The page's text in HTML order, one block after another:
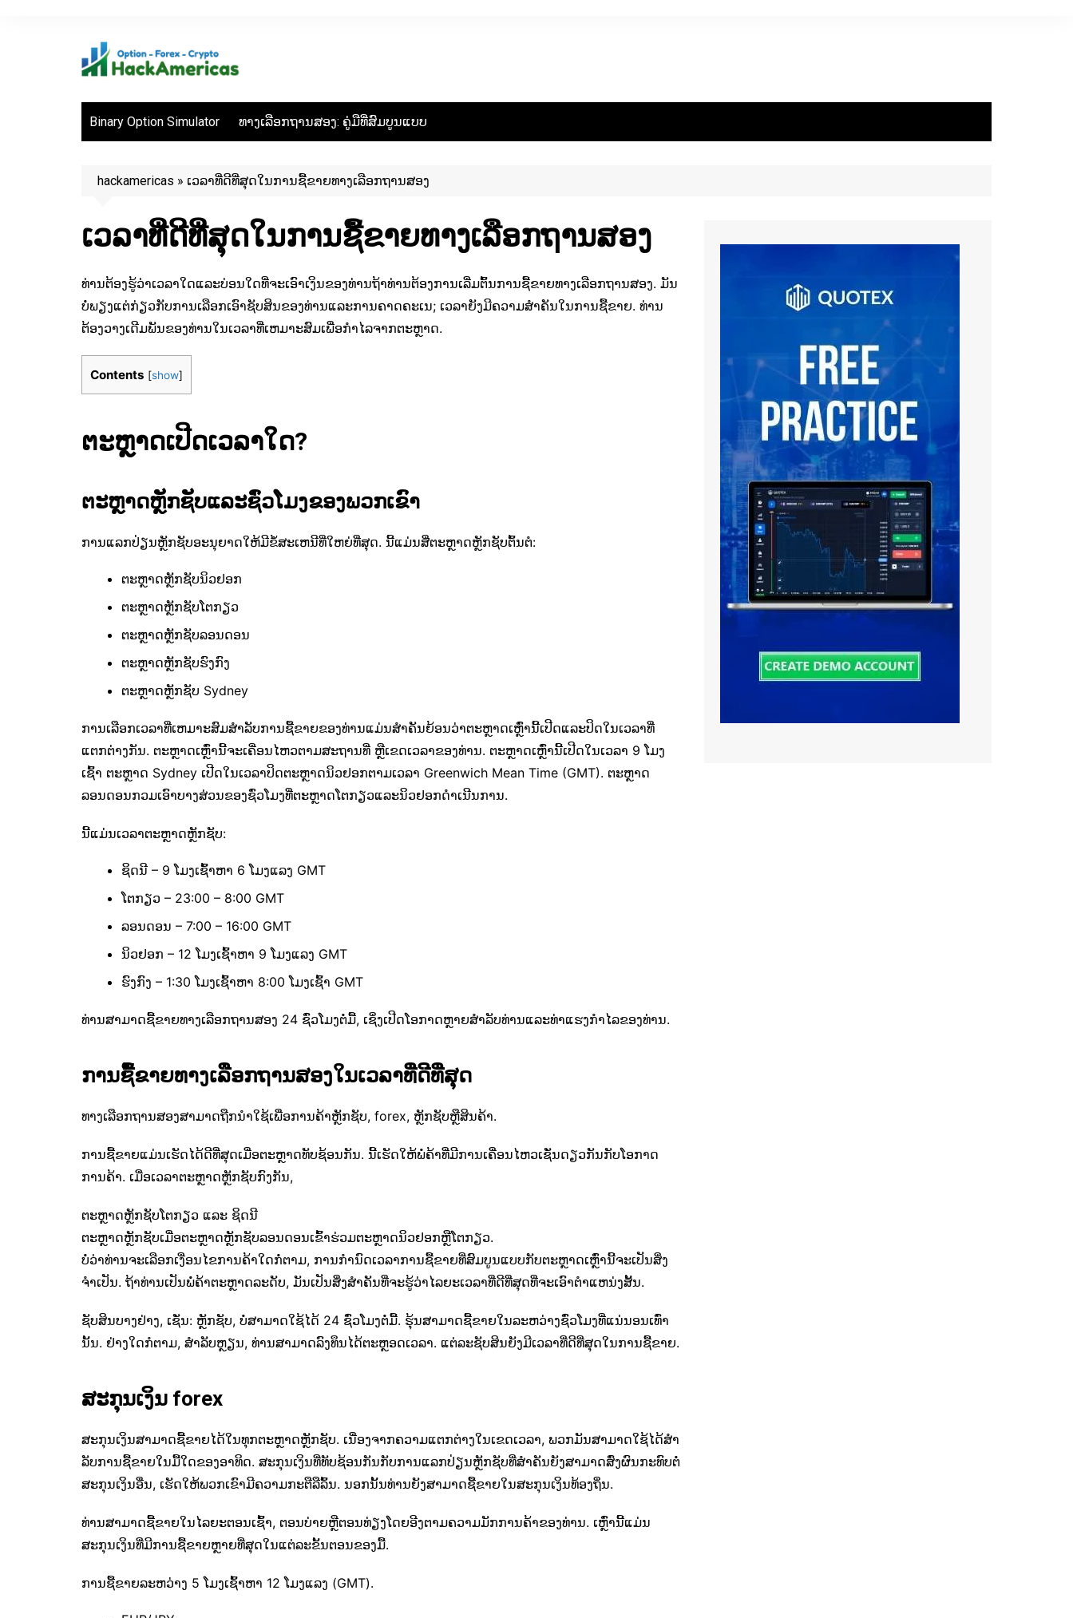
Binary Option Simulator ທາງເລືອກຖານສອງ: ຄູ່ມືທີ່ສົມບູນແບບ
hackamericas » ເວລາທີ່ດີທີ່ສຸດໃນການຊື້ຂາຍທາງເລືອກຖານສອງ
ເວລາທີ່ດີທີ່ສຸດໃນການຊື້ຂາຍທາງເລືອກຖານສອງ
ທ່ານຕ້ອງຮູ້ວ່າເວລາໃດແລະບ່ອນໃດທີ່ຈະເອົາເງິນຂອງທ່ານຖ້າທ່ານຕ້ອງການເລີ່ມຕົ້ນການຊື້ຂາຍທາງເລືອກຖານສອງ. ມັນ
ບໍ່ພຽງແຕ່ກ່ຽວກັບການເລືອກເອົາຊັບສິນຂອງທ່ານແລະການຄາດຄະເນ; ເວລາຍັງມີຄວາມສໍາຄັນໃນການຊື້ຂາຍ. ທ່ານ
ຕ້ອງວາງເດີມພັນຂອງທ່ານໃນເວລາທີ່ເຫມາະສົມເພື່ອກໍາໄລຈາກຕະຫຼາດ.
Contents [show]
ຕະຫຼາດເປີດເວລາໃດ?
ຕະຫຼາດຫຼັກຊັບແລະຊົ່ວໂມງຂອງພວກເຂົາ
ການແລກປ່ຽນຫຼັກຊັບອະນຸຍາດໃຫ້ມີຂໍ້ສະເຫນີທີ່ໃຫຍ່ທີ່ສຸດ. ນີ້ແມ່ນສີ່ຕະຫຼາດຫຼັກຊັບຕົ້ນຕໍ:
ຕະຫຼາດຫຼັກຊັບນິວຢອກ
ຕະຫຼາດຫຼັກຊັບໂຕກຽວ
ຕະຫຼາດຫຼັກຊັບລອນດອນ
ຕະຫຼາດຫຼັກຊັບຮົງກົງ
ຕະຫຼາດຫຼັກຊັບ Sydney
ການເລືອກເວລາທີ່ເຫມາະສົມສໍາລັບການຊື້ຂາຍຂອງທ່ານແມ່ນສໍາຄັນຍ້ອນວ່າຕະຫຼາດເຫຼົ່ານີ້ເປີດແລະປິດໃນເວລາທີ່
ແຕກຕ່າງກັນ. ຕະຫຼາດເຫຼົ່ານີ້ຈະເຄື່ອນໄຫວຕາມສະຖານທີ່ ຫຼືເຂດເວລາຂອງທ່ານ. ຕະຫຼາດເຫຼົ່ານີ້ເປີດໃນເວລາ 9 ໂມງ
ເຊົ້າ ຕະຫຼາດ Sydney ເປີດໃນເວລາປິດຕະຫຼາດນິວຢອກຕາມເວລາ Greenwich Mean Time (GMT). ຕະຫຼາດ
ລອນດອນກວມເອົາບາງສ່ວນຂອງຊົ່ວໂມງທີ່ຕະຫຼາດໂຕກຽວແລະນິວຢອກດໍາເນີນການ.
ນີ້ແມ່ນເວລາຕະຫຼາດຫຼັກຊັບ:
ຊິດນີ – 9 ໂມງເຊົ້າຫາ 6 ໂມງແລງ GMT
ໂຕກຽວ – 23:00 – 8:00 GMT
ລອນດອນ – 7:00 – 16:00 GMT
ນິວຢອກ – 12 ໂມງເຊົ້າຫາ 9 ໂມງແລງ GMT
ຮົງກົງ – 1:30 ໂມງເຊົ້າຫາ 8:00 ໂມງເຊົ້າ GMT
ທ່ານສາມາດຊື້ຂາຍທາງເລືອກຖານສອງ 24 ຊົ່ວໂມງຕໍ່ມື້, ເຊິ່ງເປີດໂອກາດຫຼາຍສໍາລັບທ່ານແລະທ່າແຮງກໍາໄລຂອງທ່ານ.
ການຊື້ຂາຍທາງເລືອກຖານສອງໃນເວລາທີ່ດີທີ່ສຸດ
ທາງເລືອກຖານສອງສາມາດຖືກນໍາໃຊ້ເພື່ອການຄ້າຫຼັກຊັບ, forex, ຫຼັກຊັບຫຼືສິນຄ້າ.
ການຊື້ຂາຍແມ່ນເຮັດໄດ້ດີທີ່ສຸດເມື່ອຕະຫຼາດທັບຊ້ອນກັນ. ນີ້ເຮັດໃຫ້ພໍ່ຄ້າທີ່ມີການເຄື່ອນໄຫວເຊັ່ນດຽວກັນກັບໂອກາດ
ການຄ້າ. ເມື່ອເວລາຕະຫຼາດຫຼັກຊັບກົງກັນ,
ຕະຫຼາດຫຼັກຊັບໂຕກຽວ ແລະ ຊິດນີ
ຕະຫຼາດຫຼັກຊັບເມື່ອຕະຫຼາດຫຼັກຊັບລອນດອນເຂົ້າຮ່ວມຕະຫຼາດນິວຢອກຫຼືໂຕກຽວ.
ບໍ່ວ່າທ່ານຈະເລືອກເງື່ອນໄຂການຄ້າໃດກໍ່ຕາມ, ການກໍານົດເວລາການຊື້ຂາຍທີ່ສົມບູນແບບກັບຕະຫຼາດເຫຼົ່ານີ້ຈະເປັນສິ່ງ
ຈໍາເປັນ. ຖ້າທ່ານເປັນພໍ່ຄ້າຕະຫຼາດລະດັບ, ມັນເປັນສິ່ງສໍາຄັນທີ່ຈະຮູ້ວ່າໄລຍະເວລາທີ່ດີທີ່ສຸດທີ່ຈະເອົາຕໍາແຫນ່ງສັ້ນ.
ຊັບສິນບາງຢ່າງ, ເຊັ່ນ: ຫຼັກຊັບ, ບໍ່ສາມາດໃຊ້ໄດ້ 24 ຊົ່ວໂມງຕໍ່ມື້. ຮຸ້ນສາມາດຊື້ຂາຍໃນລະຫວ່າງຊົ່ວໂມງທີ່ແນ່ນອນເທົ່າ
ນັ້ນ. ຢ່າງໃດກໍຕາມ, ສໍາລັບຫຼຽນ, ທ່ານສາມາດລົງທຶນໄດ້ຕະຫຼອດເວລາ. ແຕ່ລະຊັບສິນຍັງມີເວລາທີ່ດີທີ່ສຸດໃນການຊື້ຂາຍ.
ສະກຸນເງິນ forex
ສະກຸນເງິນສາມາດຊື້ຂາຍໄດ້ໃນທຸກຕະຫຼາດຫຼັກຊັບ. ເນື່ອງຈາກຄວາມແຕກຕ່າງໃນເຂດເວລາ, ພວກມັນສາມາດໃຊ້ໄດ້ສໍາ
ລັບການຊື້ຂາຍໃນມື້ໃດຂອງອາທິດ. ສະກຸນເງິນທີ່ທັບຊ້ອນກັນກັບການແລກປ່ຽນຫຼັກຊັບທີ່ສໍາຄັນຍັງສາມາດສົ່ງຜົນກະທົບຕໍ່
ສະກຸນເງິນອື່ນ, ເຮັດໃຫ້ພວກເຂົາມີຄວາມກະຕືລືລົ້ນ. ນອກນັ້ນທ່ານຍັງສາມາດຊື້ຂາຍໃນສະກຸນເງິນທ້ອງຖິ່ນ.
ທ່ານ​ສາ​ມາດ​ຊື້​ຂາຍ​ໃນ​ໄລ​ຍະ​ຕອນ​ເຊົ້າ​, ຕອນ​ບ່າຍ​ຫຼື​ຕອນ​ທ່ຽງ​ໂດຍ​ອີງ​ຕາມ​ຄວາມ​ມັກ​ການ​ຄ້າ​ຂອງ​ທ່ານ​. ເຫຼົ່ານີ້ແມ່ນ
ສະກຸນເງິນທີ່ມີການຊື້ຂາຍຫຼາຍທີ່ສຸດໃນແຕ່ລະຂັ້ນຕອນຂອງມື້.
ການຊື້ຂາຍລະຫວ່າງ 5 ໂມງເຊົ້າຫາ 12 ໂມງແລງ (GMT).